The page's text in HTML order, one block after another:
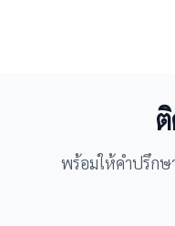
พร้อมให้คำปรึกษ